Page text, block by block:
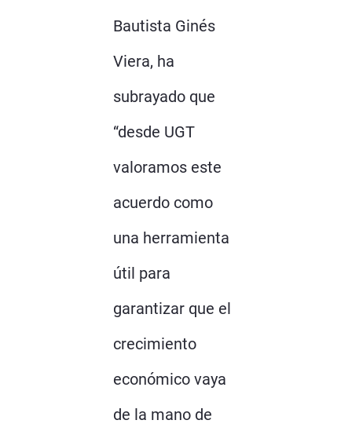
Bautista Ginés
Viera, ha
subrayado que
“desde UGT
valoramos este
acuerdo como
una herramienta
útil para
garantizar que el
crecimiento
económico vaya
de la mano de